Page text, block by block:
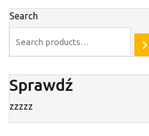
Search
Sprawdź
zzzzz